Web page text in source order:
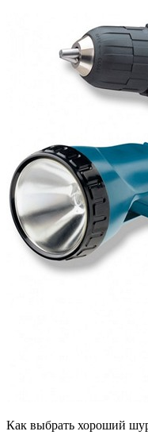
Как выбрать хороший